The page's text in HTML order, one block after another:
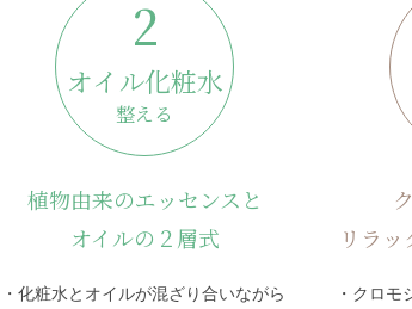
2
オイル化粧水
整える
植物由来のエッセンスと
オイルの２層式
・化粧水とオイルが混ざり合いながら
リラ
・クロ